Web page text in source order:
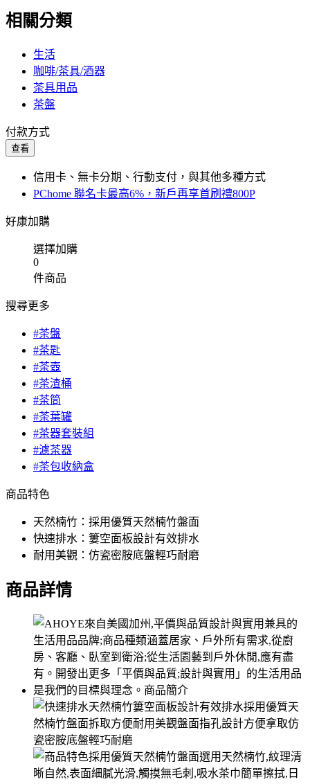
相關分類
生活
咖啡/茶具/酒器
茶具用品
茶盤
付款方式
查看
信用卡、無卡分期、行動支付，與其他多種方式
PChome 聯名卡最高6%，新戶再享首刷禮800P
好康加購
選擇加購
0
件商品
搜尋更多
#茶盤
#茶匙
#茶壺
#茶渣桶
#茶筒
#茶葉罐
#茶器套裝組
#濾茶器
#茶包收納盒
商品特色
天然楠竹：採用優質天然楠竹盤面
快速排水：簍空面板設計有效排水
耐用美觀：仿瓷密胺底盤輕巧耐磨
商品詳情